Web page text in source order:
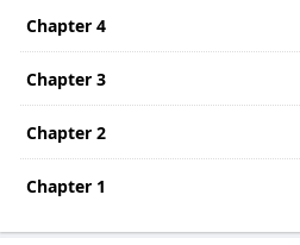
Chapter 4
Chapter 3
Chapter 2
Chapter 1